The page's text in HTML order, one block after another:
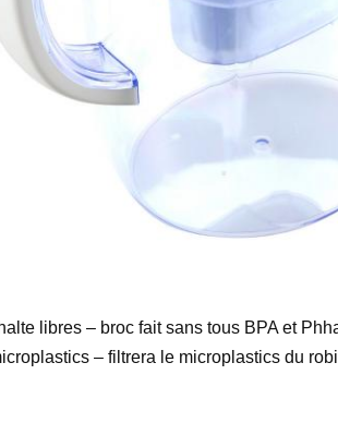
libres – broc fait sans tous BPA et
– filtrera le microplastics du